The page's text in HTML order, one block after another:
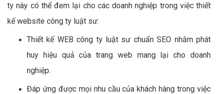
ty này có thể đem lại cho các doanh nghiệp trong việc thiết
kế website công ty luật sư:
Thiết kế WEB công ty luật sư chuẩn SEO nhằm phát
huy hiệu quả của trang web mang lại cho doanh
nghiệp.
Đáp ứng được mọi nhu cầu của khách hàng trong việc